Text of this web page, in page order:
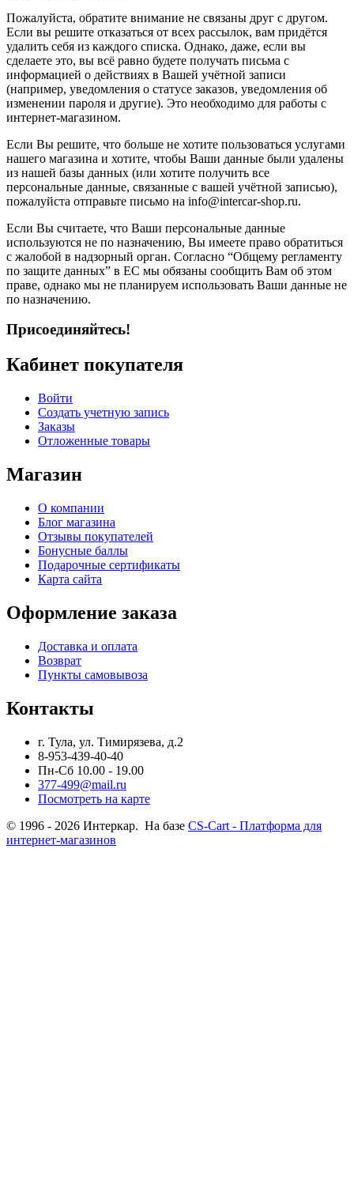
Пожалуйста, обратите внимание не связаны друг с другом.
Если вы решите отказаться от всех рассылок, вам придётся
удалить себя из каждого списка. Однако, даже, если вы
сделаете это, вы всё равно будете получать письма с
информацией о действиях в Вашей учётной записи
(например, уведомления о статусе заказов, уведомления об
изменении пароля и другие). Это необходимо для работы с
интернет-магазином.
Если Вы решите, что больше не хотите пользоваться услугами
нашего магазина и хотите, чтобы Ваши данные были удалены
из нашей базы данных (или хотите получить все
персональные данные, связанные с вашей учётной записью),
пожалуйста отправьте письмо на info@intercar-shop.ru.
Если Вы считаете, что Ваши персональные данные
используются не по назначению, Вы имеете право обратиться
с жалобой в надзорный орган. Согласно “Общему регламенту
по защите данных” в ЕС мы обязаны сообщить Вам об этом
праве, однако мы не планируем использовать Ваши данные не
по назначению.
Присоединяйтесь!
Кабинет покупателя
Войти
Создать учетную запись
Заказы
Отложенные товары
Магазин
О компании
Блог магазина
Отзывы покупателей
Бонусные баллы
Подарочные сертификаты
Карта сайта
Оформление заказа
Доставка и оплата
Возврат
Пункты самовывоза
Контакты
г. Тула, ул. Тимирязева, д.2
8-953-439-40-40
Пн-Сб 10.00 - 19.00
377-499@mail.ru
Посмотреть на карте
© 1996 - 2026 Интеркар. На базе CS-Cart - Платформа для
интернет-магазинов